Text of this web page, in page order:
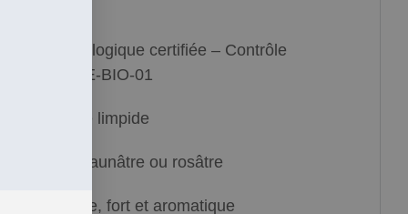
biologique certifiée – Contrôle
BE-BIO-01
mobile limpide
pâle à jaunâtre ou rosâtre
fort et aromatique